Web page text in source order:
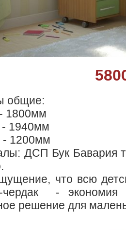
общие:
1800мм
1940мм
- 1200мм
ДСП Бук Бавария
что всю
чердак - экономия
решение для